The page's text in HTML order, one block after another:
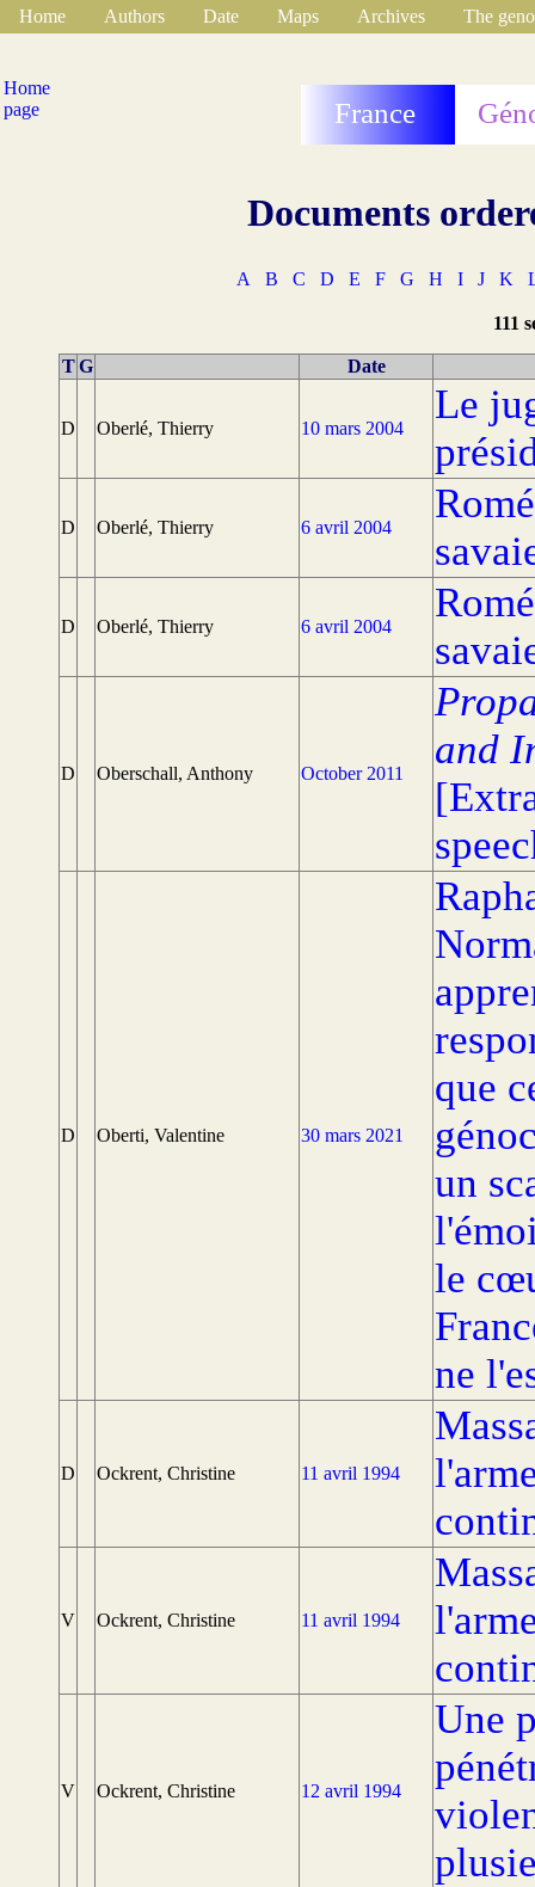
Home Authors Date Maps Archives The
Home
page
France
Documents
A B C D E F G H I J K
111
T G Date
D Oberlé, Thierry 10 mars 2004
Le
D Oberlé, Thierry 6 avril 2004
D Oberlé, Thierry 6 avril 2004
D Oberschall, Anthony October 2011
and
D Oberti, Valentine 30 mars 2021
que
un
le
ne
D Ockrent, Christine 11 avril 1994
V Ockrent, Christine 11 avril 1994
V Ockrent, Christine 12 avril 1994
Une